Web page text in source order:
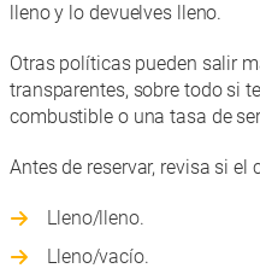
lleno y lo devuelves lleno.
Otras políticas pueden salir
transparentes, sobre todo si
combustible o una tasa de
Antes de reservar, revisa si
Lleno/lleno.
Lleno/vacío.